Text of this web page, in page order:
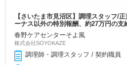
【さいたま市見沼区】調理スタッフ/
ーナス以外の特別報酬、約27万円の支
春野ケアセンターそよ風
株式会社SOYOKAZE
調理師・調理スタッフ / 契約職員